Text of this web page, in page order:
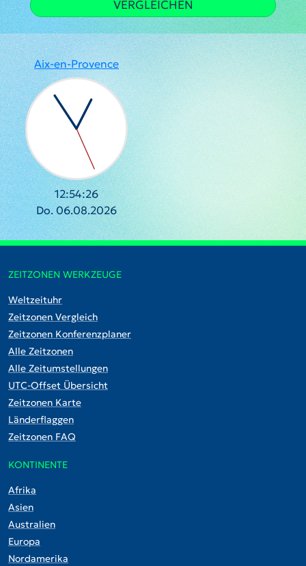
VERGLEICHEN
Aix-en-Provence
12:54:26
Do. 06.08.2026
ZEITZONEN WERKZEUGE
Weltzeituhr
Zeitzonen Vergleich
Zeitzonen Konferenzplaner
Alle Zeitzonen
Alle Zeitumstellungen
UTC-Offset Übersicht
Zeitzonen Karte
Länderflaggen
Zeitzonen FAQ
KONTINENTE
Afrika
Asien
Australien
Europa
Nordamerika